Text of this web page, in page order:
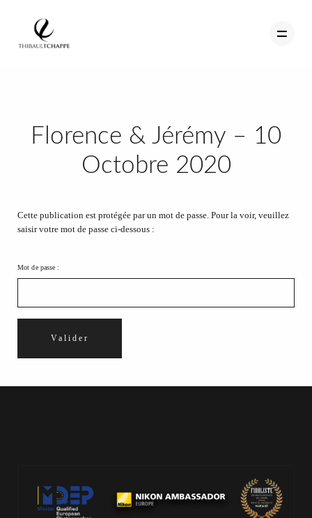
CONTACT
STUDIO PORTRAITS D’ART
Florence & Jérémy – 10
Octobre 2020
Cette publication est protégée par un mot de passe. Pour la voir, veuillez
saisir votre mot de passe ci-dessous :
Mot de passe :